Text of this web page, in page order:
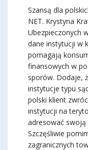
Szansą dla
NET. Krystyna
Ubezpieczonych
dane instytucji w
pomagają
finansowych w
sporów. Dodaje,
instytucje typu
polski klient
instytucji na
adresować swoją
Szczęśliwie
zagranicznych